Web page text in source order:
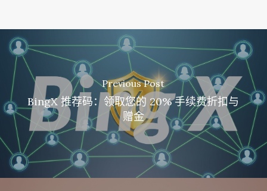
Previous Post
BingX 推荐码：领取您的 20% 手续费折扣与
赠金